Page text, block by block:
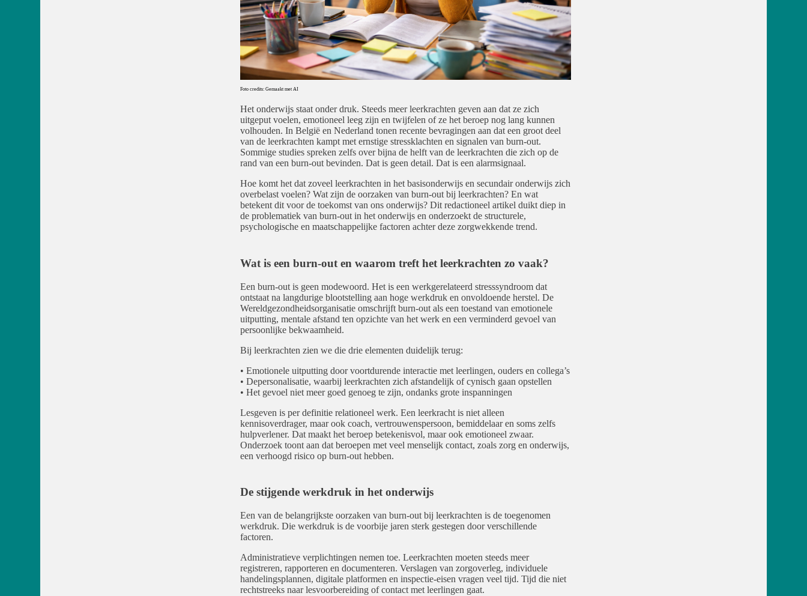
Foto credits: Gemaakt met AI
Het onderwijs staat onder druk. Steeds meer leerkrachten geven aan dat ze zich
uitgeput voelen, emotioneel leeg zijn en twijfelen of ze het beroep nog lang kunnen
volhouden. In België en Nederland tonen recente bevragingen aan dat een groot deel
van de leerkrachten kampt met ernstige stressklachten en signalen van burn-out.
Sommige studies spreken zelfs over bijna de helft van de leerkrachten die zich op de
rand van een burn-out bevinden. Dat is geen detail. Dat is een alarmsignaal.
Hoe komt het dat zoveel leerkrachten in het basisonderwijs en secundair onderwijs zich
overbelast voelen? Wat zijn de oorzaken van burn-out bij leerkrachten? En wat
betekent dit voor de toekomst van ons onderwijs? Dit redactioneel artikel duikt diep in
de problematiek van burn-out in het onderwijs en onderzoekt de structurele,
psychologische en maatschappelijke factoren achter deze zorgwekkende trend.
Wat is een burn-out en waarom treft het leerkrachten zo vaak?
Een burn-out is geen modewoord. Het is een werkgerelateerd stresssyndroom dat
ontstaat na langdurige blootstelling aan hoge werkdruk en onvoldoende herstel. De
Wereldgezondheidsorganisatie omschrijft burn-out als een toestand van emotionele
uitputting, mentale afstand ten opzichte van het werk en een verminderd gevoel van
persoonlijke bekwaamheid.
Bij leerkrachten zien we die drie elementen duidelijk terug:
• Emotionele uitputting door voortdurende interactie met leerlingen, ouders en collega’s
• Depersonalisatie, waarbij leerkrachten zich afstandelijk of cynisch gaan opstellen
• Het gevoel niet meer goed genoeg te zijn, ondanks grote inspanningen
Lesgeven is per definitie relationeel werk. Een leerkracht is niet alleen
kennisoverdrager, maar ook coach, vertrouwenspersoon, bemiddelaar en soms zelfs
hulpverlener. Dat maakt het beroep betekenisvol, maar ook emotioneel zwaar.
Onderzoek toont aan dat beroepen met veel menselijk contact, zoals zorg en onderwijs,
een verhoogd risico op burn-out hebben.
De stijgende werkdruk in het onderwijs
Een van de belangrijkste oorzaken van burn-out bij leerkrachten is de toegenomen
werkdruk. Die werkdruk is de voorbije jaren sterk gestegen door verschillende
factoren.
Administratieve verplichtingen nemen toe. Leerkrachten moeten steeds meer
registreren, rapporteren en documenteren. Verslagen van zorgoverleg, individuele
handelingsplannen, digitale platformen en inspectie-eisen vragen veel tijd. Tijd die niet
rechtstreeks naar lesvoorbereiding of contact met leerlingen gaat.